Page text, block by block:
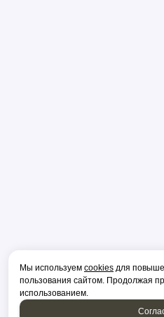
Мы используем cookies для
пользования сайтом. Продолжая
использованием.